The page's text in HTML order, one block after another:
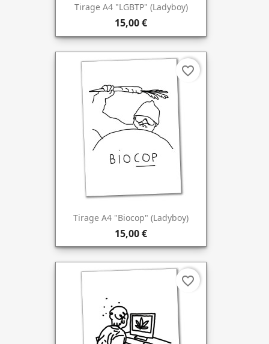
Tirage A4 "LGBTP" (Ladyboy)
15,00 €
Tirage A4 "Biocop" (Ladyboy)
15,00 €
favorite_border
favorite_border